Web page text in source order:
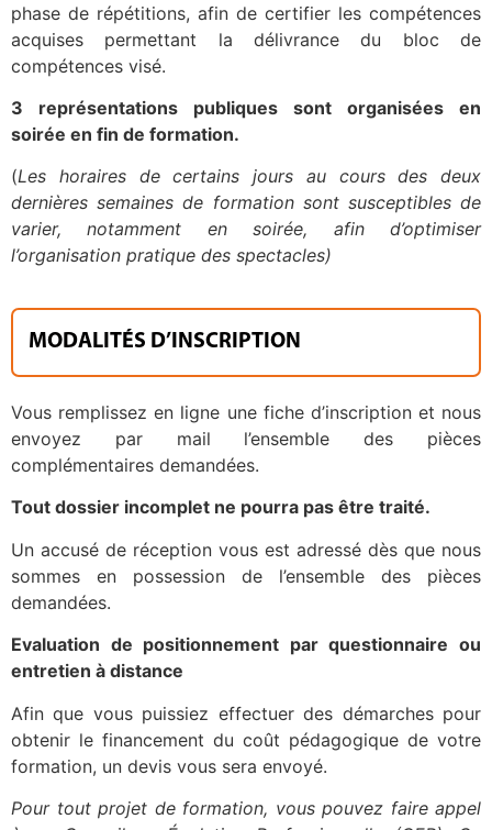
phase de répétitions, afin de certifier les compétences
acquises permettant la délivrance du bloc de
compétences visé.
3 représentations publiques sont organisées en
soirée en fin de formation.
(Les horaires de certains jours au cours des deux
dernières semaines de formation sont susceptibles de
varier, notamment en soirée, afin d’optimiser
l’organisation pratique des spectacles)
MODALITÉS D’INSCRIPTION
Vous remplissez en ligne une fiche d’inscription et nous
envoyez par mail l’ensemble des pièces
complémentaires demandées.
Tout dossier incomplet ne pourra pas être traité.
Un accusé de réception vous est adressé dès que nous
sommes en possession de l’ensemble des pièces
demandées.
Evaluation de positionnement par questionnaire ou
entretien à distance
Afin que vous puissiez effectuer des démarches pour
obtenir le financement du coût pédagogique de votre
formation, un devis vous sera envoyé.
Pour tout projet de formation, vous pouvez faire appel